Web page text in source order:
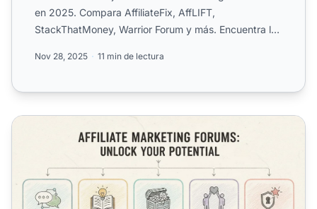
en 2025. Compara AffiliateFix, AffLIFT,
StackThatMoney, Warrior Forum y más. Encuentra la
Nov 28, 2025 11 min de lectura
¿Por qué unirse a foros de marketing de afiliados?